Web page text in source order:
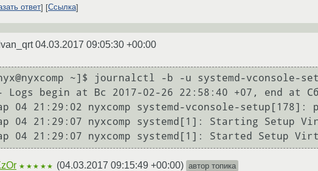
ответ Ссылка
04.03.2017 09:05:30 +00:00
~]$ journalctl -b -u systemd-vconsole-
Logs begin at Вс 2017-02-26 22:58:40 +07, end at
04 21:29:02 nyxcomp systemd-vconsole-setup[178]:
04 21:29:07 nyxcomp systemd[1]: Starting Setup
★★★★★ (04.03.2017 09:15:49 +00:00) автор топика